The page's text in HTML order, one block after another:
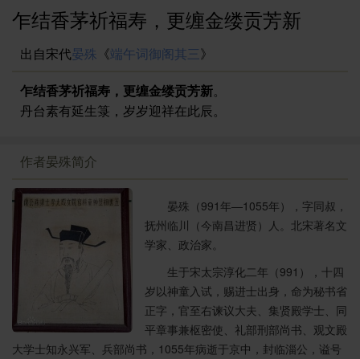
乍结香茅祈福寿，更缠金缕贡芳新
出自宋代晏殊 《端午词御阁其三》
乍结香茅祈福寿，更缠金缕贡芳新。
丹台素有延生箓，岁岁迎祥在此辰。
作者晏殊简介
晏殊（991年—1055年），字同叔，
抚州临川（今南昌进贤）人。北宋著名文
学家、政治家。
生于宋太宗淳化二年（991），十四
岁以神童入试，赐进士出身，命为秘书省
正字，官至右谏议大夫、集贤殿学士、同
平章事兼枢密使、礼部刑部尚书、观文殿
大学士知永兴军、兵部尚书，1055年病逝于京中，封临淄公，谥号